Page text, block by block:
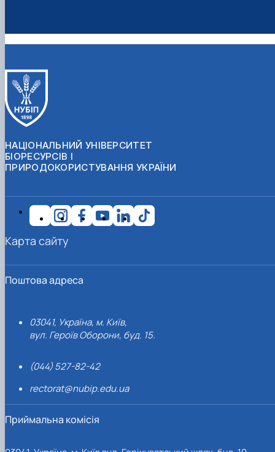
НАЦІОНАЛЬНИЙ УНІВЕРСИТЕТ
БІОРЕСУРСІВ І
ПРИРОДОКОРИСТУВАННЯ УКРАЇНИ
Поштова адреса
03041, Україна, м. Київ,
вул. Героїв Оборони, буд. 15.
(044) 527-82-42
rectorat@nubip.edu.ua
Приймальна комісія
Карта сайту